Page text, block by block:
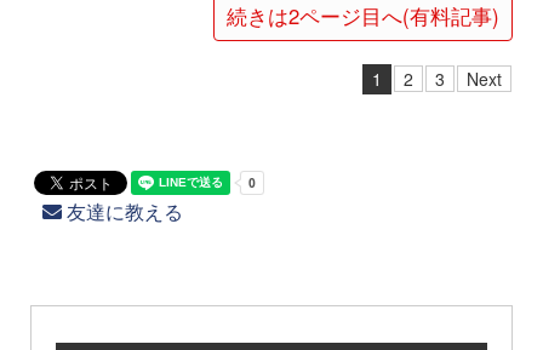
続きは2ページ目へ(有料記事)
1 2 3 Next
友達に教える